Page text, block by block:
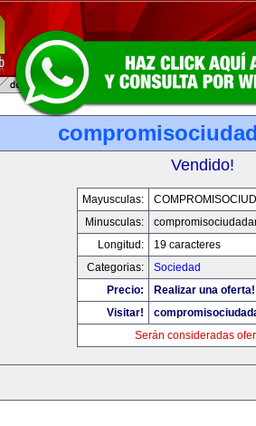
Vendido!
Mayusculas:
Minusculas:
Longitud:
19 caracteres
Categorias:
Sociedad
Precio:
Realizar una oferta!
Visitar!
Serán consideradas